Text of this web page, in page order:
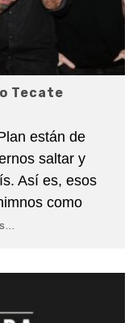
Tecate
están de
saltar y
Así es, esos
como